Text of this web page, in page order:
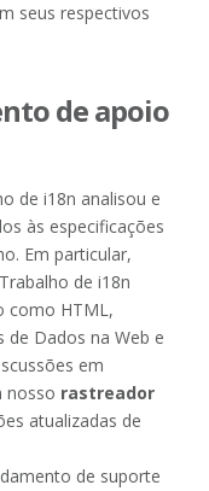
seus respectivos
de apoio
de i18n analisou e
às especificações
Em particular,
de i18n
como HTML,
de Dados na Web e
em
nosso rastreador
atualizadas de
de suporte